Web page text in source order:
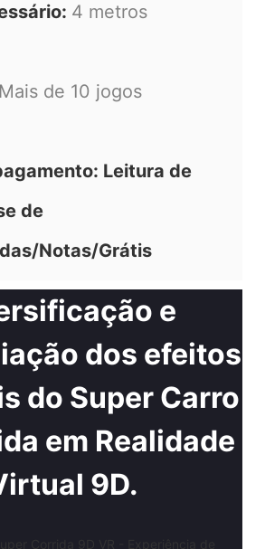
4 metros
Mais de 10 jogos
Leitura de
de
Notas/Grátis
e
dos efeitos
do Super Carro
em Realidade
9D.